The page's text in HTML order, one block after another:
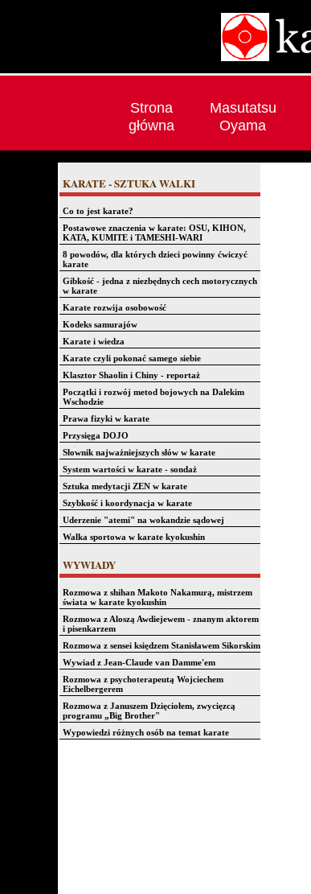
Strona
główna
Masutatsu
Oyama
KARATE - SZTUKA WALKI
Co to jest karate?
Postawowe znaczenia w karate: OSU, KIHON,
KATA, KUMITE i TAMESHI-WARI
8 powodów, dla których dzieci powinny ćwiczyć
karate
Gibkość - jedna z niezbędnych cech motorycznych
w karate
Karate rozwija osobowość
Kodeks samurajów
Karate i wiedza
Karate czyli pokonać samego siebie
Klasztor Shaolin i Chiny - reportaż
Początki i rozwój metod bojowych na Dalekim
Wschodzie
Prawa fizyki w karate
Przysięga DOJO
Słownik najważniejszych słów w karate
System wartości w karate - sondaż
Sztuka medytacji ZEN w karate
Szybkość i koordynacja w karate
Uderzenie "atemi" na wokandzie sądowej
Walka sportowa w karate kyokushin
WYWIADY
Rozmowa z shihan Makoto Nakamurą, mistrzem
świata w karate kyokushin
Rozmowa z Aloszą Awdiejewem - znanym aktorem
i pisenkarzem
Rozmowa z sensei księdzem Stanisławem Sikorskim
Wywiad z Jean-Claude van Damme'em
Rozmowa z psychoterapeutą Wojciechem
Eichelbergerem
Rozmowa z Januszem Dzięciołem, zwycięzcą
programu „Big Brother"
Wypowiedzi różnych osób na temat karate